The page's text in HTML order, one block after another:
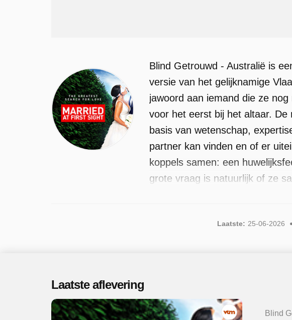
Blind Getrouwd - Australië is
versie van het gelijknamige
jawoord aan iemand die ze
voor het eerst bij het altaar.
basis van wetenschap,
partner kan vinden en of er
koppels samen: een
grote vraag is natuurlijk of ze
Laatste: 25-06-2026
Laatste aflevering
Blind